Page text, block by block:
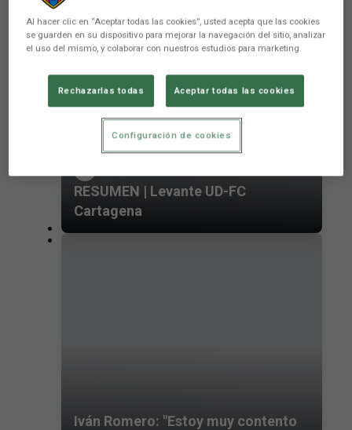
RESUMEN | Levante UD-FC
Cartagena
Iván Romero: "Estoy muy contento
Al hacer clic en “Aceptar todas las cookies”, usted acepta que las cookies
se guarden en su dispositivo para mejorar la navegación del sitio, analizar
el uso del mismo, y colaborar con nuestros estudios para marketing.
Rechazarlas todas Aceptar todas las cookies
Configuración de cookies